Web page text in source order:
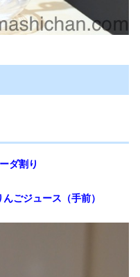
ダ割り
ごジュース（手前）